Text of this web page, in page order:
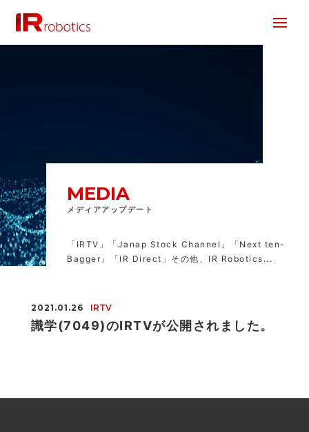
MEDIA
メディアアップデート
「IRTV」「Janap Stock Channel」「Next ten-
Bagger」「IR Direct」その他、IR Robotics...
2021.01.26 IRTV
識学(7049)のIRTVが公開されました。